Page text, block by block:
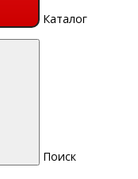
Каталог
Поиск